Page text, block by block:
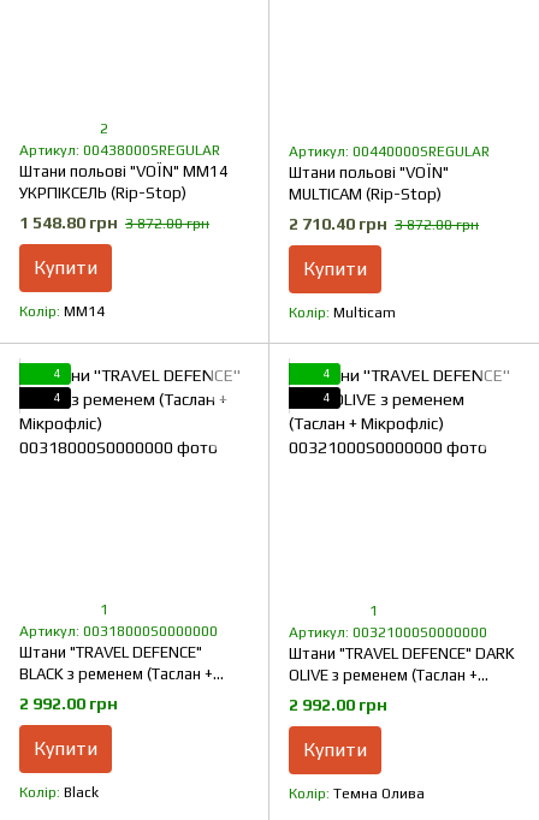
2
Артикул: 00438000SREGULAR
Штани польові "VOЇN" MM14
УКРПІКСЕЛЬ (Rip-Stop)
1 548.80 грн 3 872.00 грн
Купити
Колір ММ14
Артикул: 00440000SREGULAR
Штани польові "VOЇN"
MULTICAM (Rip-Stop)
2 710.40 грн 3 872.00 грн
Купити
Колір Multicam
4
4
1
Артикул: 00318000S0000000
Штани "TRAVEL DEFENCE"
BLACK з ременем (Таслан +
Мікрофліс)
2 992.00 грн
Купити
Колір Black
4
4
1
Артикул: 00321000S0000000
Штани "TRAVEL DEFENCE" DARK
OLIVE з ременем (Таслан +
Мікрофліс)
2 992.00 грн
Купити
Колір Темна Олива